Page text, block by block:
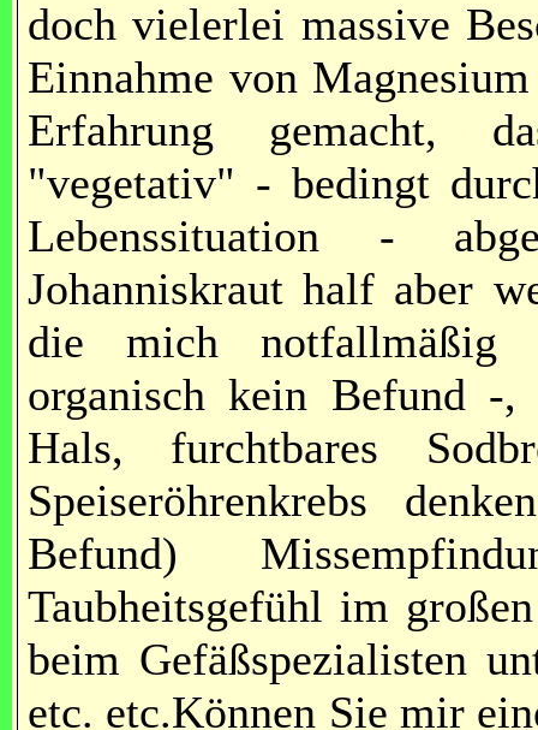
doch vielerlei massive
Einnahme von
Erfahrung gemacht,
"vegetativ" - bedingt
Lebenssituation -
Johanniskraut half aber
die mich notfallmäßig
organisch kein Befund -,
Hals, furchtbares
Speiseröhrenkrebs
Befund)
Taubheitsgefühl im
beim Gefäßspezialisten
etc. etc.Können Sie mir